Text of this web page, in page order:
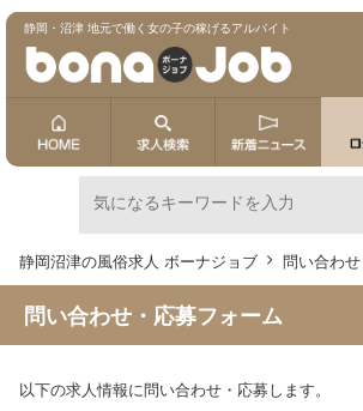
静岡・沼津 地元で働く女の子の稼げるアルバイト
静岡沼津の風俗求人 ボーナジョブ 問い合わ
問い合わせ・応募フォーム
以下の求人情報に問い合わせ・応募します。